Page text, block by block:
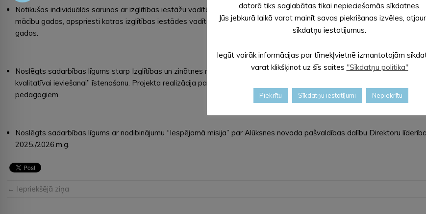
Notikušas individuālās sarunas ar izglītības iestāžu vadītājiem par sasniegtajiem rezultātiem iepriekšējos trīs
mācību gados, apspriesti katras izglītības iestādes vadītāja un iestādes sasniedzamie rezultāti nākamajos trīs
gados.
Noslēgts sadarbības līgums starp Izglītības un zinātnes ministriju un Alūksnes novada pašvaldību par projekta
kvalitatīvai ieviešanai” īstenošanu. Projekta realizācija paredz portatīvo datoru iegādi pedagogiem un atbalsta
pedagogiem.
Noslēgts sadarbības līgums ar nodibinājumu “Iespējamā misija” par Alūksnes novada pašvaldības dalību Direktoru
2025./2026.m.g.
← Iepriekšējā ziņa
datorā tiks saglabātas tikai nepieciešamās sīkdatnes.
Jūs jebkurā laikā varat mainīt savas piekrišanas izvēles,
sīkdatņu iestatījumus.
Iegūt vairāk informācijas par tīmekļvietnē izmantotajām
varat klikšķinot uz šīs saites "Sīkdatņu politika"
Piekrītu Sīkdatņu iestatījumi Nepiekrītu